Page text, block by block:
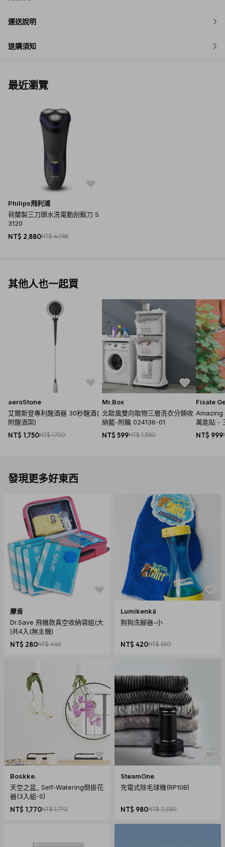
商品規格
產地：荷蘭
保固：二年
運送說明
退購須知
最近瀏覽
Philips飛利浦
荷蘭製三刀頭水洗電動刮鬍刀 S
3120
NT$ 2,880NT$ 4,988
其他人也一起買
aeroStone
艾爾斯登專利醒酒器 30秒醒酒(
附醒酒架)
NT$ 1,750NT$ 1,750
Mr.Box
北歐風雙向取物三層洗衣分類收
納籃-附輪 024136-01
NT$ 599NT$ 1,380
Fixate
Amazing
萬能貼 -
NT$ 999
發現更多好東西
摩肯
Dr.Save 飛機款真空收納袋組(大
)共4入(無主機)
NT$ 280NT$ 466
Lumikenkä
狗狗洗腳器-小
NT$ 420NT$ 550
Boskke.
天空之盆_ Self-Watering倒掛花
器(3入組-S)
NT$ 1,770NT$ 1,770
SteamOne
充電式除毛球機(RP10B)
NT$ 980NT$ 2,380